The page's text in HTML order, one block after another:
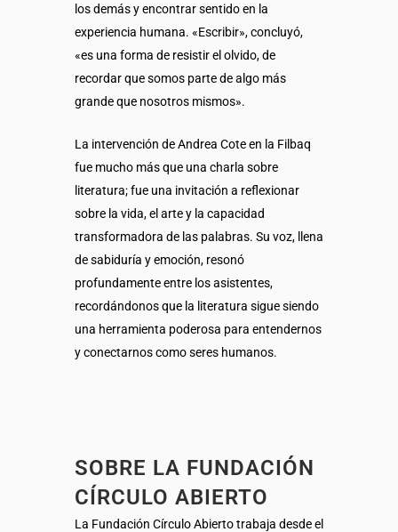
los demás y encontrar sentido en la
experiencia humana. «Escribir», concluyó,
«es una forma de resistir el olvido, de
recordar que somos parte de algo más
grande que nosotros mismos».
La intervención de Andrea Cote en la Filbaq
fue mucho más que una charla sobre
literatura; fue una invitación a reflexionar
sobre la vida, el arte y la capacidad
transformadora de las palabras. Su voz, llena
de sabiduría y emoción, resonó
profundamente entre los asistentes,
recordándonos que la literatura sigue siendo
una herramienta poderosa para entendernos
y conectarnos como seres humanos.
SOBRE LA FUNDACIÓN
CÍRCULO ABIERTO
La Fundación Círculo Abierto trabaja desde el